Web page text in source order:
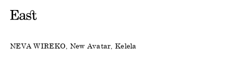
NEVA WIREKO New Avatar Kelela